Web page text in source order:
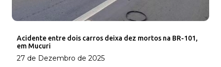
Acidente entre dois carros deixa dez mortos na BR-101,
em Mucuri
27 de Dezembro de 2025